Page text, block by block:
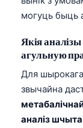
могуць быць
Якія
агульную
Для
звычайна
аналіз